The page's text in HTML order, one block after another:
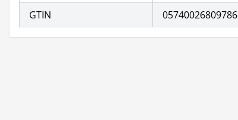
GTIN
05740026809786